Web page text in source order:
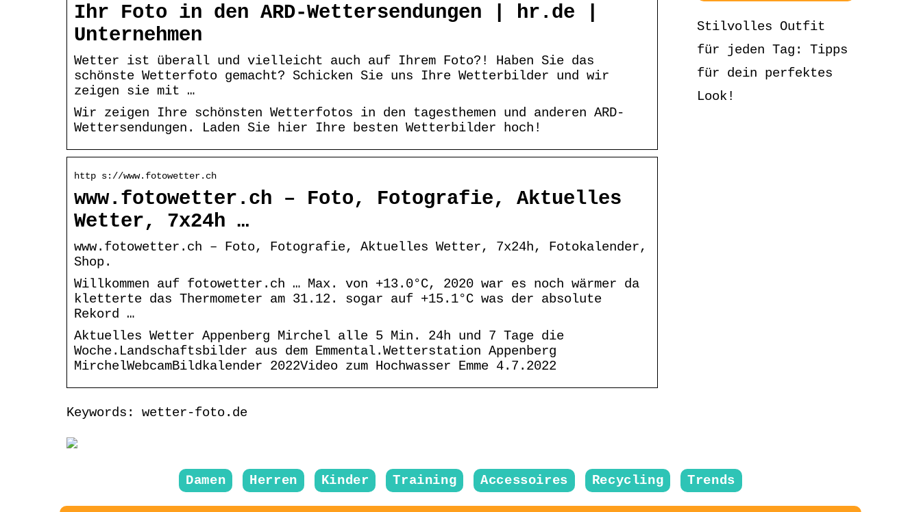
Ihr Foto in den ARD-Wettersendungen | hr.de |
Unternehmen
Wetter ist überall und vielleicht auch auf Ihrem Foto?! Haben Sie das
schönste Wetterfoto gemacht? Schicken Sie uns Ihre Wetterbilder und wir
zeigen sie mit …
Wir zeigen Ihre schönsten Wetterfotos in den tagesthemen und anderen ARD-
Wettersendungen. Laden Sie hier Ihre besten Wetterbilder hoch!
http s://www.fotowetter.ch
www.fotowetter.ch – Foto, Fotografie, Aktuelles
Wetter, 7x24h …
www.fotowetter.ch – Foto, Fotografie, Aktuelles Wetter, 7x24h, Fotokalender,
Shop.
Willkommen auf fotowetter.ch … Max. von +13.0°C, 2020 war es noch wärmer da
kletterte das Thermometer am 31.12. sogar auf +15.1°C was der absolute
Rekord …
Aktuelles Wetter Appenberg Mirchel alle 5 Min. 24h und 7 Tage die
Woche.Landschaftsbilder aus dem Emmental.Wetterstation Appenberg
MirchelWebcamBildkalender 2022Video zum Hochwasser Emme 4.7.2022
Keywords: wetter-foto.de
Stilvolles Outfit
für jeden Tag: Tipps
für dein perfektes
Look!
Damen Herren Kinder Training Accessoires Recycling Trends